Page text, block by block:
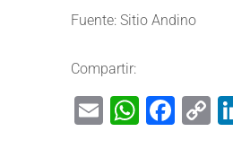
Fuente: Sitio Andino
Compartir:
Email